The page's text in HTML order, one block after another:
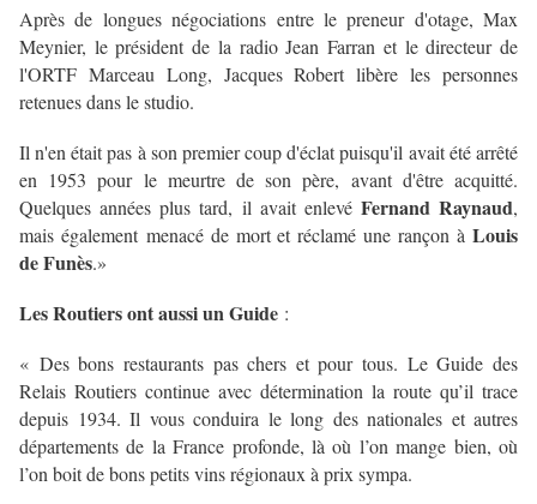
Après de longues négociations entre le preneur d'otage, Max
Meynier, le président de la radio Jean Farran et le directeur de
l'ORTF Marceau Long, Jacques Robert libère les personnes
retenues dans le studio.
Il n'en était pas à son premier coup d'éclat puisqu'il avait été arrêté
en 1953 pour le meurtre de son père, avant d'être acquitté.
Quelques années plus tard, il avait enlevé Fernand Raynaud,
mais également menacé de mort et réclamé une rançon à Louis
de Funès.»
Les Routiers ont aussi un Guide :
« Des bons restaurants pas chers et pour tous. Le Guide des
Relais Routiers continue avec détermination la route qu’il trace
depuis 1934. Il vous conduira le long des nationales et autres
départements de la France profonde, là où l’on mange bien, où
l’on boit de bons petits vins régionaux à prix sympa.